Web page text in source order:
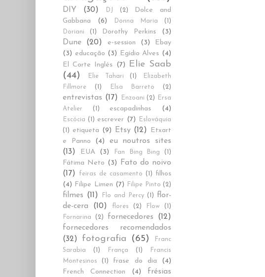
DIY (30) DJ (2)
Dolce and
Gabbana
(6) Donna Maria
(1)
Doriani
(1) Dorothy Perkins (3)
Dune (20) e-session (3)
Ebay
(3) educação (3) Egídio Alves (4)
El Corte Inglés (7)
Elie Saab
(44)
Elie Tahari (1)
Elizabeth
Fillmore
(1) Elsa Barreto (2)
entrevistas (17) Enzoani (2)
Ersa
Atelier
(1) escapadinhas (4)
Escócia (1) escrever (7)
Eslováquia
(1)
etiqueta (9) Etsy (12)
Etxart
e Panno
(4)
eu noutros sites
(13)
EUA (3) Fan Bing Bing (1)
Fátima Neto (3)
Fato do noivo
(17)
feiras de casamento (1)
filhos
(4) Filipe Limen (7) Filipe Pinto (2)
filmes (11) Flo and Percy (1)
flor-
de-cera
(10) flores (2) Flow
(1)
Fornarina
(2) fornecedores
(12)
fornecedores recomendados
(32)
fotografia (65)
Franc
Sarabia
(1) França (1)
Francis
Montesinos
(1) frase do dia
(4)
French Connection
(4) frésias